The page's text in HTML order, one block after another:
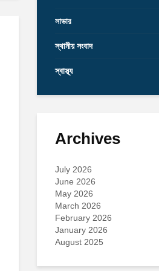
সাভার
স্থানীয় সংবাদ
স্বাস্থ্য
Archives
July 2026
June 2026
May 2026
March 2026
February 2026
January 2026
August 2025